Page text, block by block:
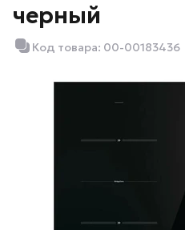
черный
Код товара: 00-00183436